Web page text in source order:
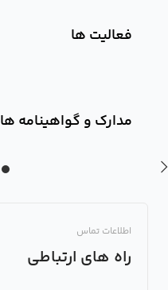
فعالیت ها
مدارک و گواهینامه ها
اطلاعات تماس
راه های ارتباطی